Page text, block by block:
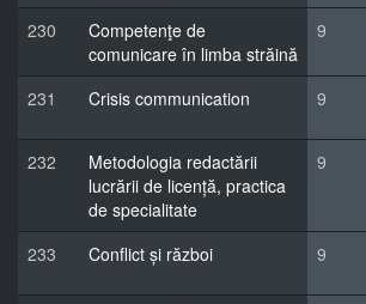
230
Competenţe de
comunicare în limba străină
9
231 Crisis communication 9
232
Metodologia redactării
lucrării de licență, practica
de specialitate
9
233 Conflict și război 9